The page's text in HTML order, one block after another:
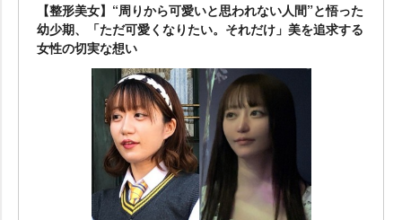
【整形美女】“周りから可愛いと思われない人間”と悟った
幼少期、「ただ可愛くなりたい。それだけ」美を追求する
女性の切実な想い